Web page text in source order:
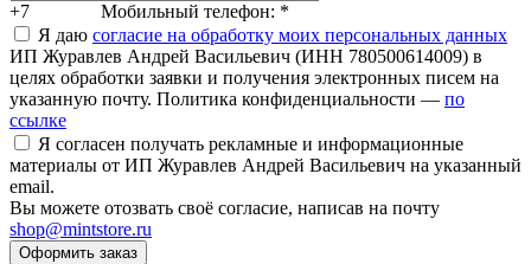
+7 Мобильный телефон: *
Я даю согласие на обработку моих персональных данных
ИП Журавлев Андрей Васильевич (ИНН 780500614009) в
целях обработки заявки и получения электронных писем на
указанную почту. Политика конфиденциальности — по
ссылке
Я согласен получать рекламные и информационные
материалы от ИП Журавлев Андрей Васильевич на указанный
email.
Вы можете отозвать своё согласие, написав на почту
shop@mintstore.ru
Оформить заказ